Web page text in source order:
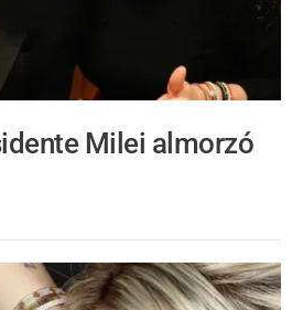
Milei almorzó